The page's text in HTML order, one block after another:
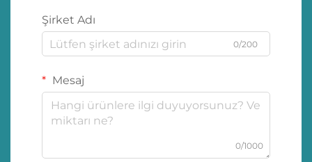
Şirket Adı
0/200
Mesaj
0/1000